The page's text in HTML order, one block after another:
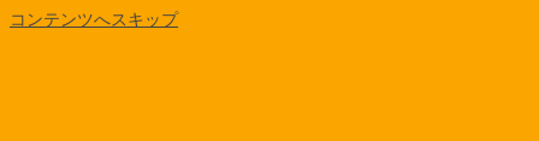
コンテンツへスキップ